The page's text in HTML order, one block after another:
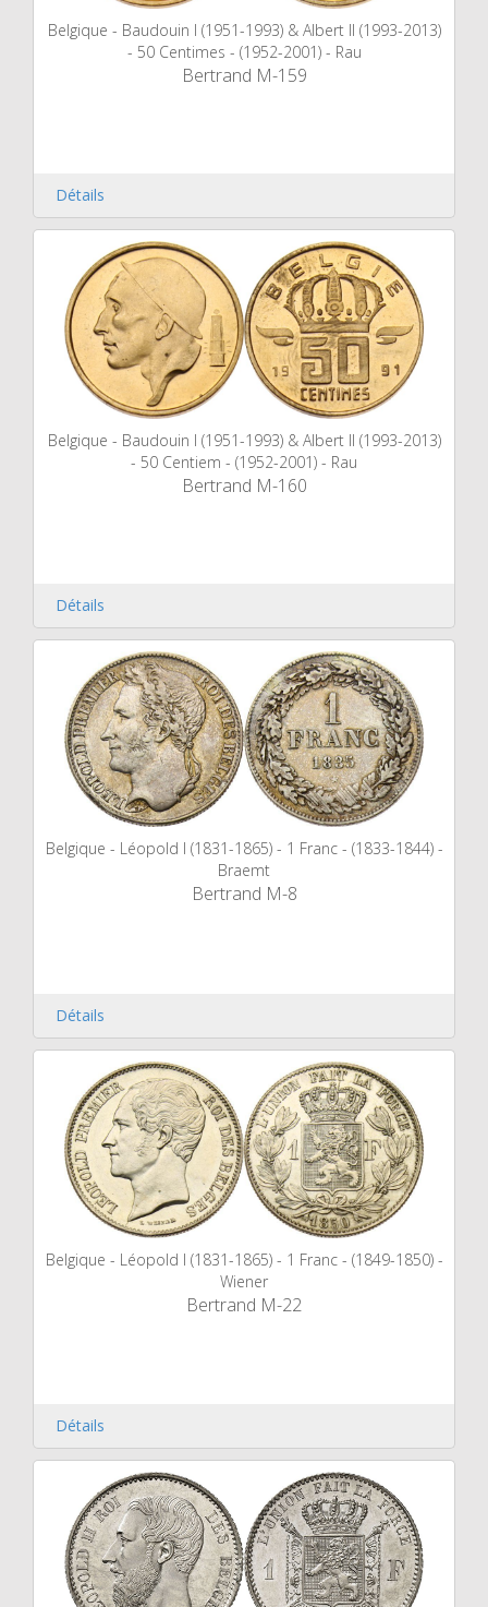
Belgique - Baudouin I (1951-1993) & Albert II (1993-2013)
- 50 Centimes - (1952-2001) - Rau
Bertrand M-159
Détails
Belgique - Baudouin I (1951-1993) & Albert II (1993-2013)
- 50 Centiem - (1952-2001) - Rau
Bertrand M-160
Détails
Belgique - Léopold I (1831-1865) - 1 Franc - (1833-1844) -
Braemt
Bertrand M-8
Détails
Belgique - Léopold I (1831-1865) - 1 Franc - (1849-1850) -
Wiener
Bertrand M-22
Détails